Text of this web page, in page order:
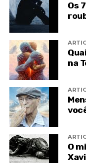
Medo de sofrer.
Medo da
Medo da alegria.
Os
na
O